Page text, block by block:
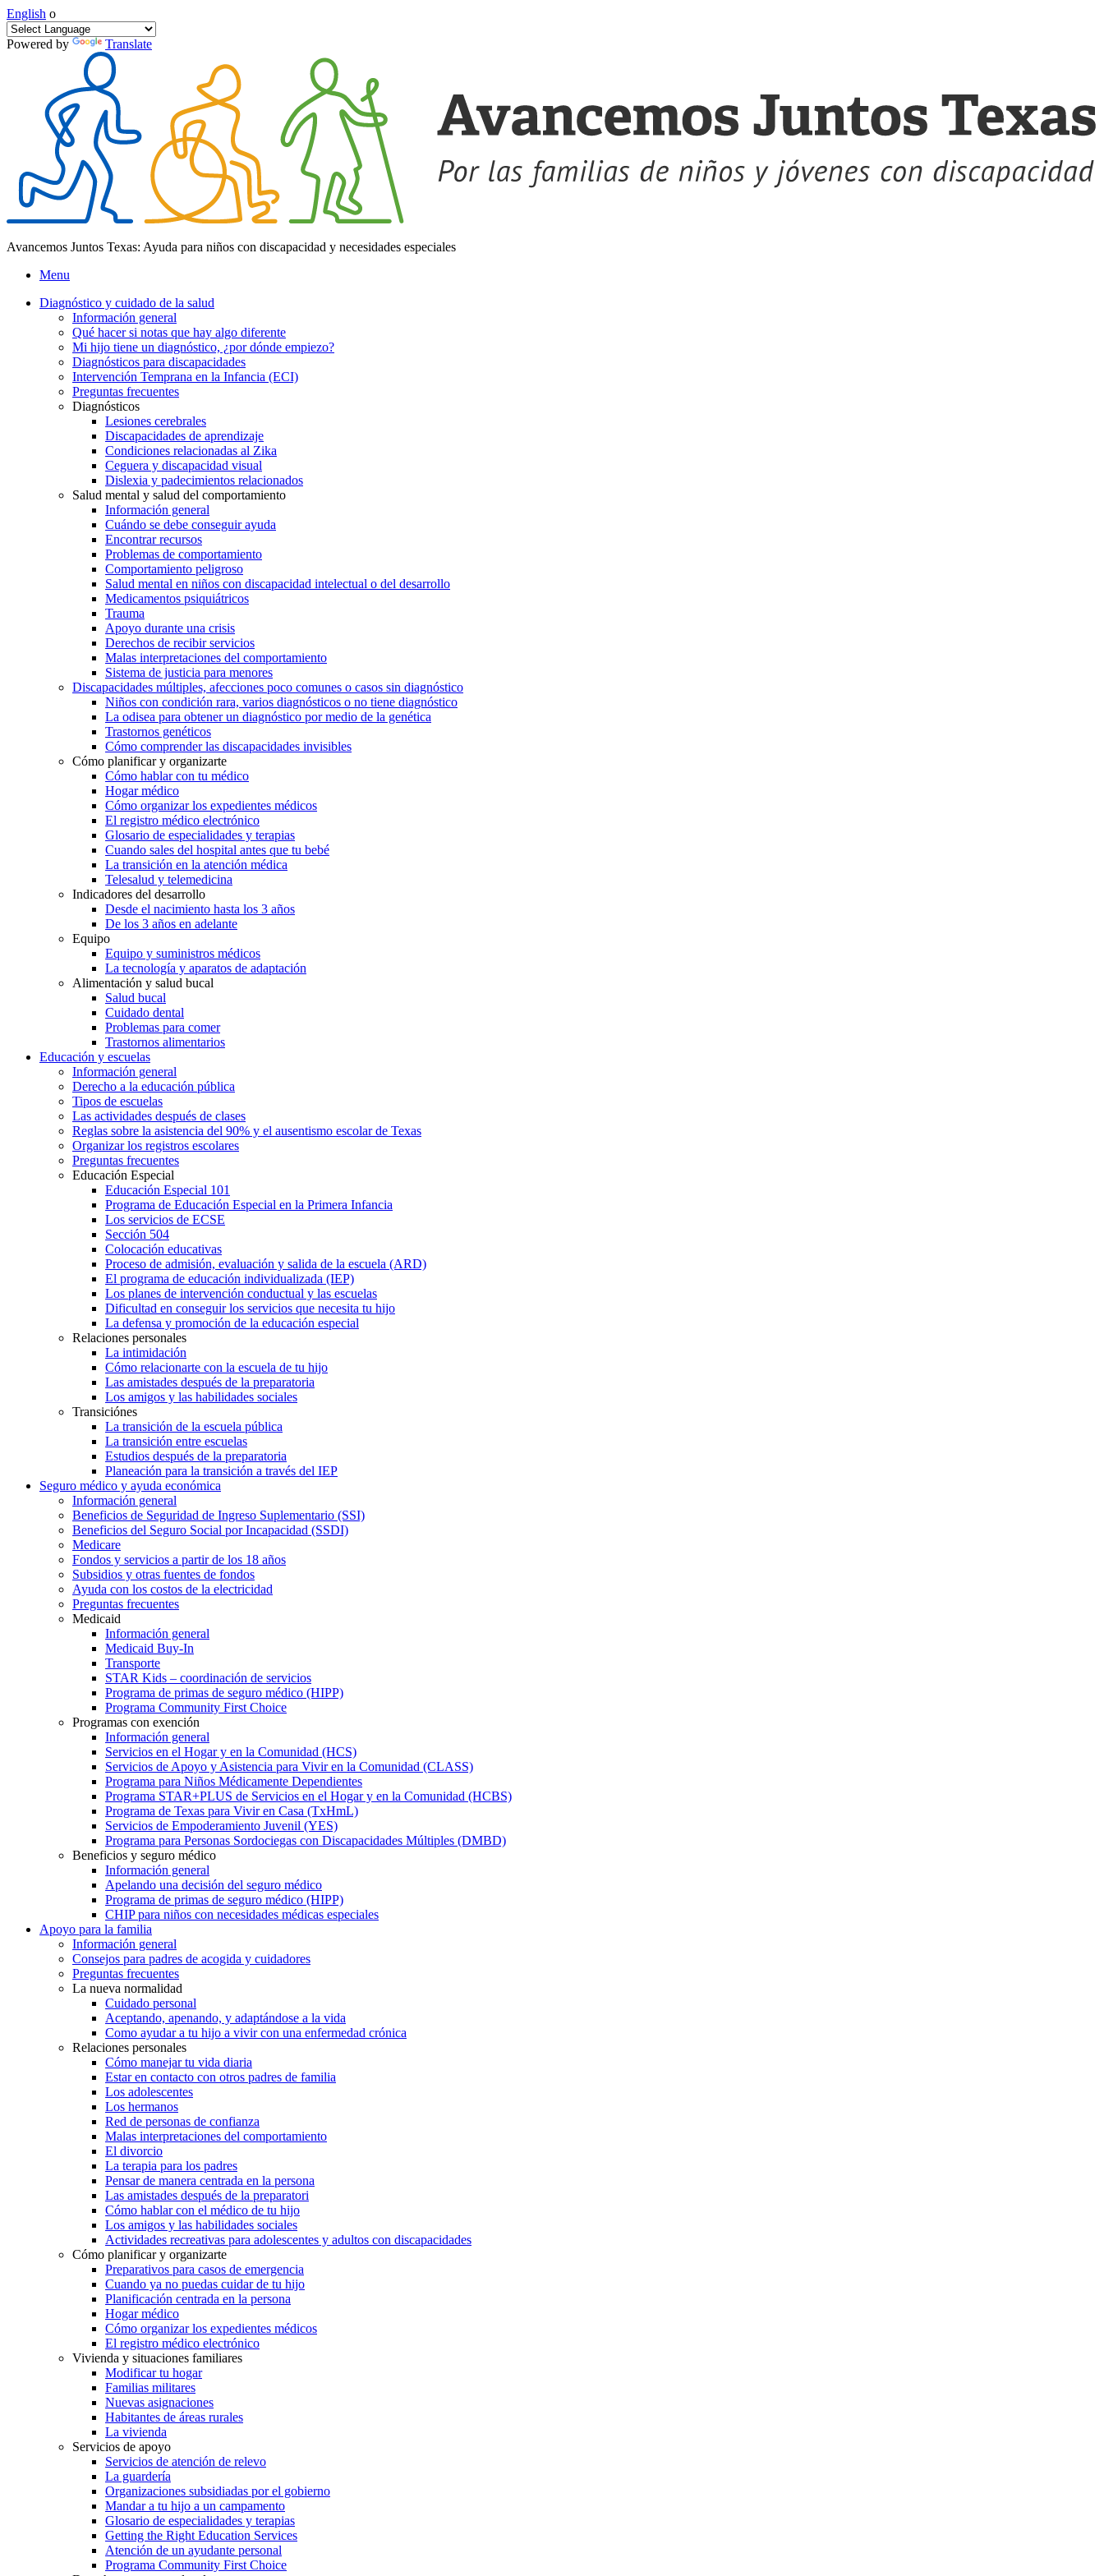
English o
Powered by Translate
Avancemos Juntos Texas: Ayuda para niños con discapacidad y necesidades especiales
Menu
Diagnóstico y cuidado de la salud
Información general
Qué hacer si notas que hay algo diferente
Mi hijo tiene un diagnóstico, ¿por dónde empiezo?
Diagnósticos para discapacidades
Intervención Temprana en la Infancia (ECI)
Preguntas frecuentes
Diagnósticos
Lesiones cerebrales
Discapacidades de aprendizaje
Condiciones relacionadas al Zika
Ceguera y discapacidad visual
Dislexia y padecimientos relacionados
Salud mental y salud del comportamiento
Información general
Cuándo se debe conseguir ayuda
Encontrar recursos
Problemas de comportamiento
Comportamiento peligroso
Salud mental en niños con discapacidad intelectual o del desarrollo
Medicamentos psiquiátricos
Trauma
Apoyo durante una crisis
Derechos de recibir servicios
Malas interpretaciones del comportamiento
Sistema de justicia para menores
Discapacidades múltiples, afecciones poco comunes o casos sin diagnóstico
Niños con condición rara, varios diagnósticos o no tiene diagnóstico
La odisea para obtener un diagnóstico por medio de la genética
Trastornos genéticos
Cómo comprender las discapacidades invisibles
Cómo planificar y organizarte
Cómo hablar con tu médico
Hogar médico
Cómo organizar los expedientes médicos
El registro médico electrónico
Glosario de especialidades y terapias
Cuando sales del hospital antes que tu bebé
La transición en la atención médica
Telesalud y telemedicina
Indicadores del desarrollo
Desde el nacimiento hasta los 3 años
De los 3 años en adelante
Equipo
Equipo y suministros médicos
La tecnología y aparatos de adaptación
Alimentación y salud bucal
Salud bucal
Cuidado dental
Problemas para comer
Trastornos alimentarios
Educación y escuelas
Información general
Derecho a la educación pública
Tipos de escuelas
Las actividades después de clases
Reglas sobre la asistencia del 90% y el ausentismo escolar de Texas
Organizar los registros escolares
Preguntas frecuentes
Educación Especial
Educación Especial 101
Programa de Educación Especial en la Primera Infancia
Los servicios de ECSE
Sección 504
Colocación educativas
Proceso de admisión, evaluación y salida de la escuela (ARD)
El programa de educación individualizada (IEP)
Los planes de intervención conductual y las escuelas
Dificultad en conseguir los servicios que necesita tu hijo
La defensa y promoción de la educación especial
Relaciones personales
La intimidación
Cómo relacionarte con la escuela de tu hijo
Las amistades después de la preparatoria
Los amigos y las habilidades sociales
Transiciónes
La transición de la escuela pública
La transición entre escuelas
Estudios después de la preparatoria
Planeación para la transición a través del IEP
Seguro médico y ayuda económica
Información general
Beneficios de Seguridad de Ingreso Suplementario (SSI)
Beneficios del Seguro Social por Incapacidad (SSDI)
Medicare
Fondos y servicios a partir de los 18 años
Subsidios y otras fuentes de fondos
Ayuda con los costos de la electricidad
Preguntas frecuentes
Medicaid
Información general
Medicaid Buy-In
Transporte
STAR Kids – coordinación de servicios
Programa de primas de seguro médico (HIPP)
Programa Community First Choice
Programas con exención
Información general
Servicios en el Hogar y en la Comunidad (HCS)
Servicios de Apoyo y Asistencia para Vivir en la Comunidad (CLASS)
Programa para Niños Médicamente Dependientes
Programa STAR+PLUS de Servicios en el Hogar y en la Comunidad (HCBS)
Programa de Texas para Vivir en Casa (TxHmL)
Servicios de Empoderamiento Juvenil (YES)
Programa para Personas Sordociegas con Discapacidades Múltiples (DMBD)
Beneficios y seguro médico
Información general
Apelando una decisión del seguro médico
Programa de primas de seguro médico (HIPP)
CHIP para niños con necesidades médicas especiales
Apoyo para la familia
Información general
Consejos para padres de acogida y cuidadores
Preguntas frecuentes
La nueva normalidad
Cuidado personal
Aceptando, apenando, y adaptándose a la vida
Como ayudar a tu hijo a vivir con una enfermedad crónica
Relaciones personales
Cómo manejar tu vida diaria
Estar en contacto con otros padres de familia
Los adolescentes
Los hermanos
Red de personas de confianza
Malas interpretaciones del comportamiento
El divorcio
La terapia para los padres
Pensar de manera centrada en la persona
Las amistades después de la preparatori
Cómo hablar con el médico de tu hijo
Los amigos y las habilidades sociales
Actividades recreativas para adolescentes y adultos con discapacidades
Cómo planificar y organizarte
Preparativos para casos de emergencia
Cuando ya no puedas cuidar de tu hijo
Planificación centrada en la persona
Hogar médico
Cómo organizar los expedientes médicos
El registro médico electrónico
Vivienda y situaciones familiares
Modificar tu hogar
Familias militares
Nuevas asignaciones
Habitantes de áreas rurales
La vivienda
Servicios de apoyo
Servicios de atención de relevo
La guardería
Organizaciones subsidiadas por el gobierno
Mandar a tu hijo a un campamento
Glosario de especialidades y terapias
Getting the Right Education Services
Atención de un ayudante personal
Programa Community First Choice